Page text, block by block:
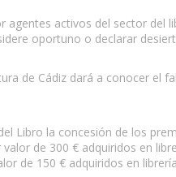
agentes activos del sector del
oportuno o declarar
de Cádiz dará a conocer el
Libro la concesión de los
de 300 € adquiridos en
de 150 € adquiridos en